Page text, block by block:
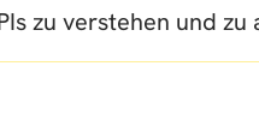
zu verstehen und zu